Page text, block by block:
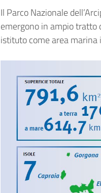
Il Parco Nazionale
emergono in ampio tratto
istituto come area